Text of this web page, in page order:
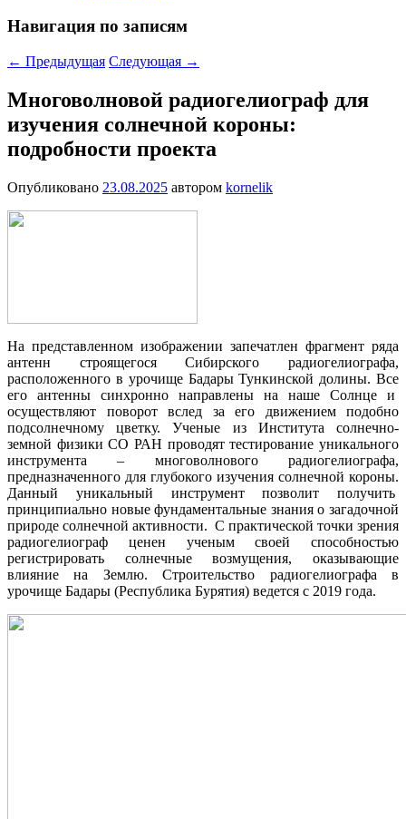
Навигация по записям
← Предыдущая Следующая →
Многоволновой радиогелиограф для
изучения солнечной короны:
подробности проекта
Опубликовано 23.08.2025 автором kornelik
На представленном изображении запечатлен фрагмент ряда
антенн строящегося Сибирского радиогелиографа,
расположенного в урочище Бадары Тункинской долины. Все
его антенны синхронно направлены на наше Солнце и
осуществляют поворот вслед за его движением подобно
подсолнечному цветку. Ученые из Института солнечно-
земной физики СО РАН проводят тестирование уникального
инструмента – многоволнового радиогелиографа,
предназначенного для глубокого изучения солнечной короны.
Данный уникальный инструмент позволит получить
принципиально новые фундаментальные знания о загадочной
природе солнечной активности. С практической точки зрения
радиогелиограф ценен ученым своей способностью
регистрировать солнечные возмущения, оказывающие
влияние на Землю. Строительство радиогелиографа в
урочище Бадары (Республика Бурятия) ведется с 2019 года.